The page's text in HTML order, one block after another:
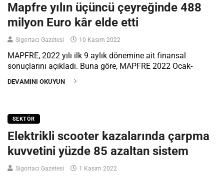
Mapfre yılın üçüncü çeyreğinde 488
milyon Euro kâr elde etti
Sigortacı Gazetesi 10 Kasım 2022
MAPFRE, 2022 yılı ilk 9 aylık dönemine ait finansal
sonuçlarını açıkladı. Buna göre, MAPFRE 2022 Ocak-
DEVAMINI OKUYUN
SEKTÖR
Elektrikli scooter kazalarında çarpma
kuvvetini yüzde 85 azaltan sistem
Sigortacı Gazetesi 1 Kasım 2022